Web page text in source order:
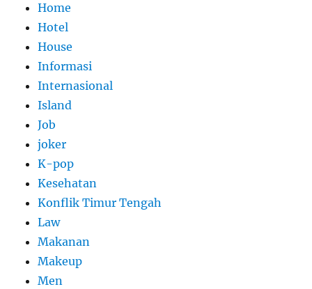
Home
Hotel
House
Informasi
Internasional
Island
Job
joker
K-pop
Kesehatan
Konflik Timur Tengah
Law
Makanan
Makeup
Men